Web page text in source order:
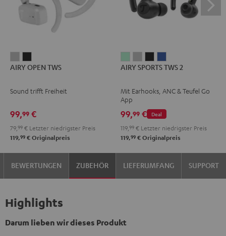
OPEN
Moon
OPEN
Night
AIRY OPEN TWS
Sound trifft Freiheit
99,99 €
79, 99 € Letzter niedrigster Preis
119,99 € Originalpreis
SPORTS
2
Green
SPORTS
2
Gray
SPORTS
2
Black
SPORTS
2
Blue
AIRY SPORTS TWS 2
Mit Earhooks, ANC & Teufel Go
App
Deal
99,99 €
119, 99 € Letzter niedrigster Preis
119,99 € Originalpreis
BEWERTUNGEN ZUBEHÖR LIEFERUMFANG SUPPORT
Highlights
Darum lieben wir dieses Produkt